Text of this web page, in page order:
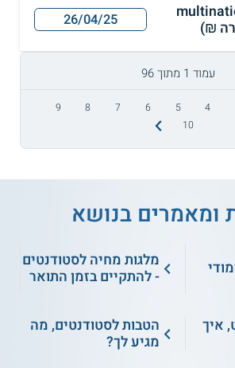
26/04/25
עמוד 1 מתוך 96
4
5
6
7
8
9
10
ומאמרים בנושא
מלגות מחיה לסטודנטים
- להתקיים בזמן התואר
איך
הטבות לסטודנטים, מה
מגיע לך?